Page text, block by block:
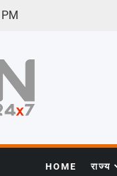
PM
HOME राज्य